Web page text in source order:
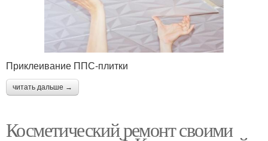
Приклеивание ППС-плитки
читать дальше →
Косметический ремонт своими